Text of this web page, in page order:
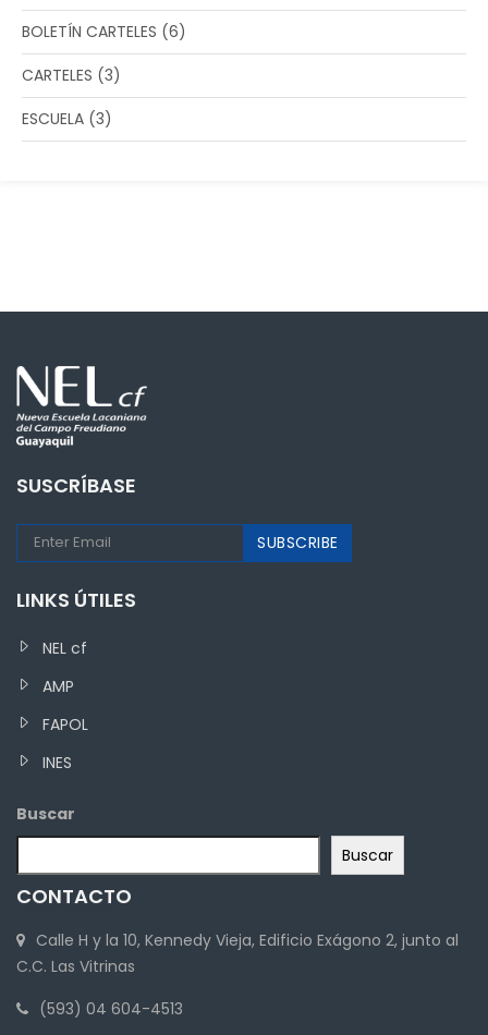
BOLETÍN CARTELES (6)
CARTELES (3)
ESCUELA (3)
SUSCRÍBASE
LINKS ÚTILES
NEL cf
AMP
FAPOL
INES
Buscar
Buscar
CONTACTO
Calle H y la 10, Kennedy Vieja, Edificio Exágono 2, junto al
C.C. Las Vitrinas
(593) 04 604-4513